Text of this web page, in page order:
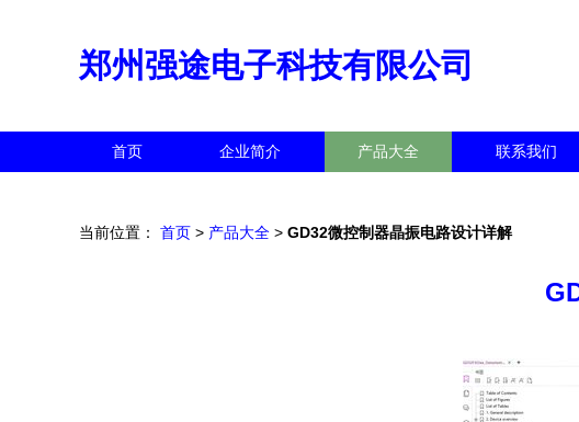
郑州强途电子科技有限公司
首页 企业简介 产品大全 联系我们
当前位置： 首页 > 产品大全 > GD32微控制器晶振电路设计详解